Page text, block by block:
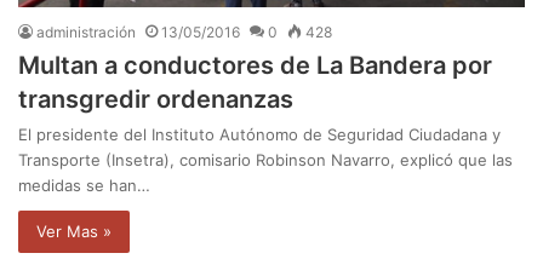
administración 13/05/2016 0 428
Multan a conductores de La Bandera por
transgredir ordenanzas
El presidente del Instituto Autónomo de Seguridad Ciudadana y
Transporte (Insetra), comisario Robinson Navarro, explicó que las
medidas se han…
Ver Mas »